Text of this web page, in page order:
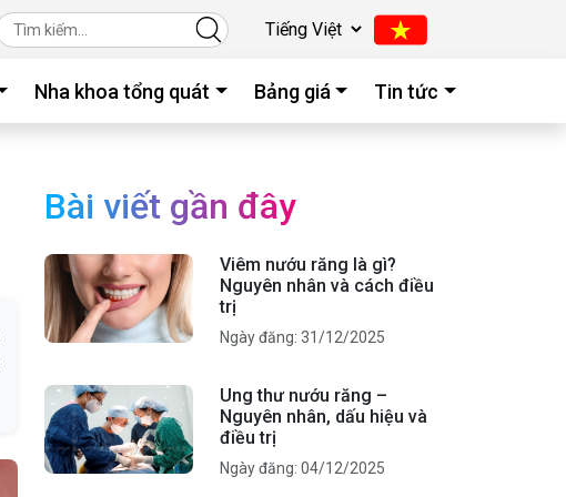
Nha khoa tổng quát Bảng giá Tin tức
Bài viết gần đây
Viêm nướu răng là gì?
Nguyên nhân và cách điều
trị
Ngày đăng: 31/12/2025
Ung thư nướu răng –
Nguyên nhân, dấu hiệu và
điều trị
Ngày đăng: 04/12/2025